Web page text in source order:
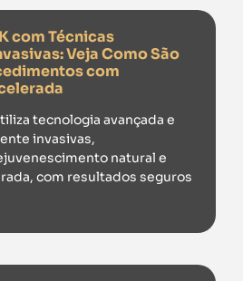
com Técnicas
Veja Como São
com
tecnologia avançada e
invasivas,
natural e
com resultados seguros